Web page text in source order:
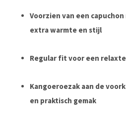
Voorzien van een
extra warmte en stijl
Regular fit voor een
Kangoeroezak aan de
en praktisch gemak